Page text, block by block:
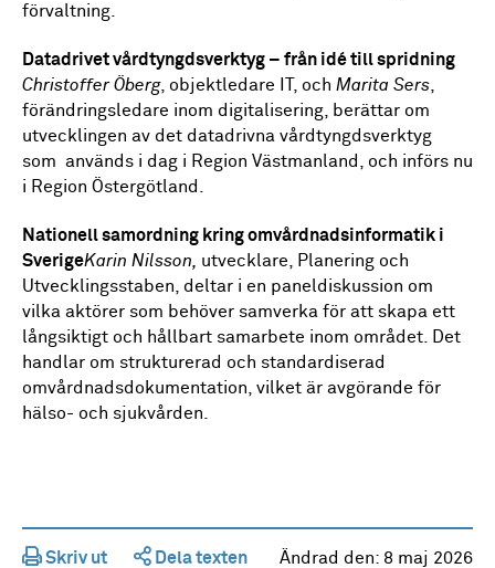
förvaltning.
Datadrivet vårdtyngdsverktyg – från idé till spridning
Christoffer Öberg, objektledare IT, och Marita Sers
förändringsledare inom digitalisering, berättar om
utvecklingen av det datadrivna vårdtyngdsverktyg
som används i dag i Region Västmanland, och införs nu
i Region Östergötland.
Nationell samordning kring omvårdnadsinformatik i
SverigeKarin Nilsson, utvecklare, Planering och
Utvecklingsstaben, deltar i en paneldiskussion om
vilka aktörer som behöver samverka för att skapa ett
långsiktigt och hållbart samarbete inom området. Det
handlar om strukturerad och standardiserad
omvårdnadsdokumentation, vilket är avgörande för
hälso- och sjukvården.
Skriv ut Dela texten Ändrad den: 8 maj 2026